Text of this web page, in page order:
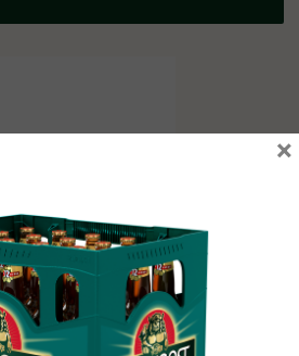
1ks jablko, skořice fialová
×